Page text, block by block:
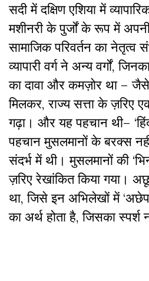
सदी में दक्षिण एशिया में
मशीनरी के पुर्जों के रूप में
सामाजिक परिवर्तन का नेतृत्व
व्यापारी वर्ग ने अन्य वर्गों,
का दावा और कमज़ोर था –
मिलकर, राज्य सत्ता के ज़रिए
गढ़ा। और यह पहचान थी–
पहचान मुसलमानों के बरक्स
संदर्भ में थी। मुसलमानों की
ज़रिए रेखांकित किया गया।
था, जिसे इन अभिलेखों में
का अर्थ होता है, जिसका स्पर्श